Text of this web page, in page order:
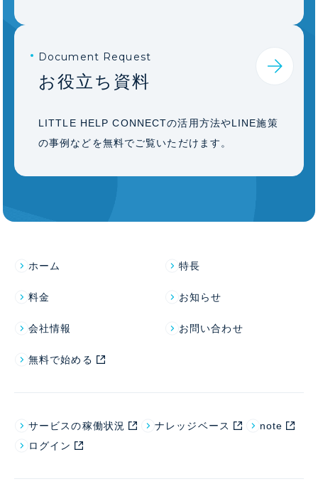
Document Request
お役立ち資料
LITTLE HELP CONNECTの活用方法やLINE施策
の事例などを無料でご覧いただけます。
ホーム 特長
料金 お知らせ
会社情報 お問い合わせ
無料で始める
サービスの稼働状況 ナレッジベース
note
ログイン